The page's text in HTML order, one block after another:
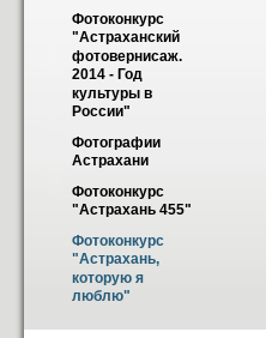
Фотоконкурс
"Астраханский
фотовернисаж.
2014 - Год
культуры в
России"
Фотографии
Астрахани
Фотоконкурс
"Астрахань 455"
Фотоконкурс
"Астрахань,
которую я
люблю"